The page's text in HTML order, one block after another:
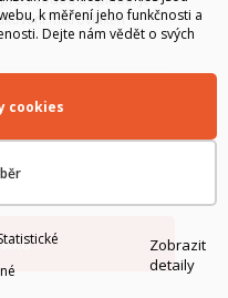
mikrovláken
k měření jeho funkčnosti a
Dejte nám vědět o svých
cookies
Zobrazit
detaily